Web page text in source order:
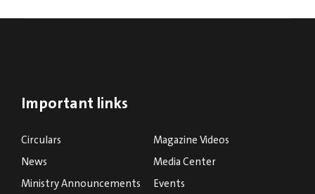
Important links
Circulars
Magazine Videos
News
Media Center
Ministry Announcements
Events